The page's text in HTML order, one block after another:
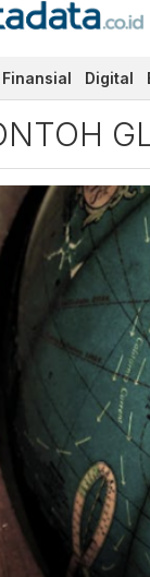
Finansial Digital